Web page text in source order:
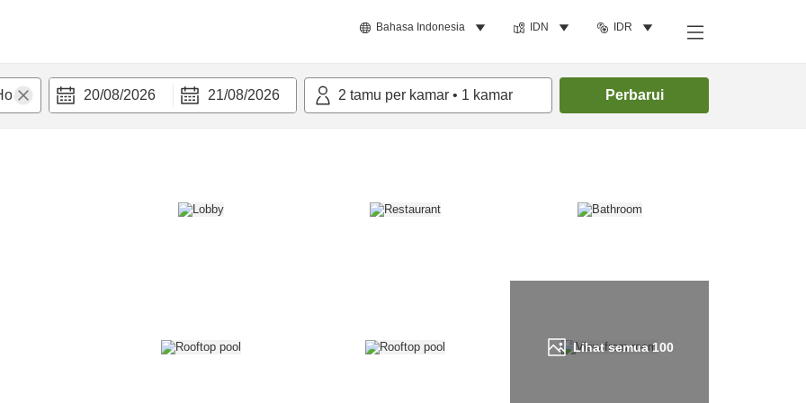
Bahasa Indonesia IDN IDR
20/08/2026 21/08/2026 2 tamu per kamar • 1 kamar Perbarui
Lihat semua100
Cari kamar